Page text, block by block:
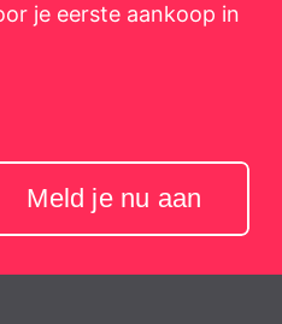
je eerste aankoop in
Meld je nu aan